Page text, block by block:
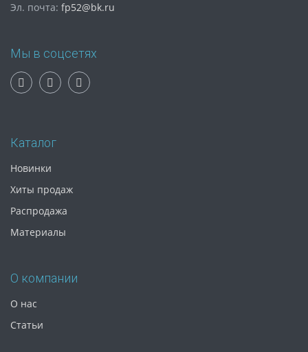
Эл. почта: fp52@bk.ru
Мы в соцсетях
Каталог
Новинки
Хиты продаж
Распродажа
Материалы
О компании
О нас
Статьи